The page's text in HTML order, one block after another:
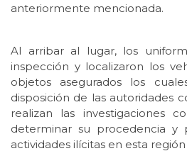
anteriormente mencionada.
Al arribar al lugar, los
inspección y localizaron los
objetos asegurados los
disposición de las autoridades
realizan las investigaciones
determinar su procedencia y
actividades ilícitas en esta